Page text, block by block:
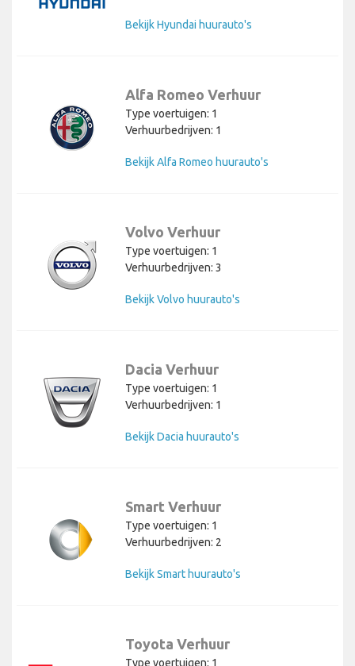
Bekijk Hyundai huurauto's
Alfa Romeo Verhuur
Type voertuigen: 1
Verhuurbedrijven: 1
Bekijk Alfa Romeo huurauto's
Volvo Verhuur
Type voertuigen: 1
Verhuurbedrijven: 3
Bekijk Volvo huurauto's
Dacia Verhuur
Type voertuigen: 1
Verhuurbedrijven: 1
Bekijk Dacia huurauto's
Smart Verhuur
Type voertuigen: 1
Verhuurbedrijven: 2
Bekijk Smart huurauto's
Toyota Verhuur
Type voertuigen: 1